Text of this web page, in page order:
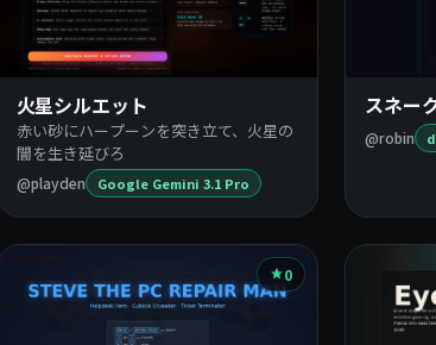
火星シルエット
赤い砂にハープーンを突き立て、火星の
闇を生き延びろ
@playden Google Gemini 3.1 Pro
スネー
@robin
0